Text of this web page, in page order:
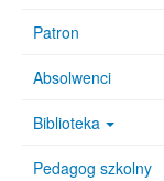
Patron
Absolwenci
Biblioteka
Pedagog szkolny